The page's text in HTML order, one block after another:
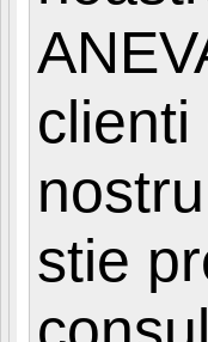
stie